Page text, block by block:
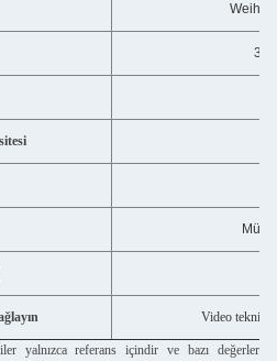
Weihai
Video teknik
yalnızca referans içindir ve bazı değerler